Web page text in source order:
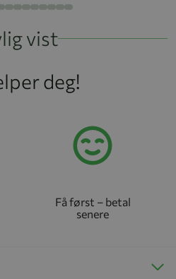
vist
deg!
Få først – betal
senere